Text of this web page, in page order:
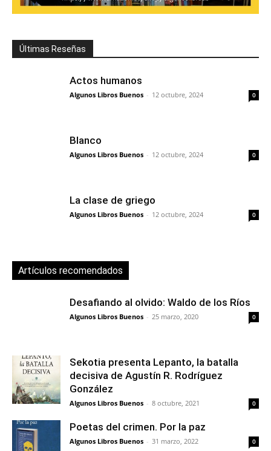
Últimas Reseñas
Actos humanos
Algunos Libros Buenos - 12 octubre, 2024 0
Blanco
Algunos Libros Buenos - 12 octubre, 2024 0
La clase de griego
Algunos Libros Buenos - 12 octubre, 2024 0
Artículos recomendados
Desafiando al olvido: Waldo de los Ríos
Algunos Libros Buenos - 25 marzo, 2020 0
Sekotia presenta Lepanto, la batalla
decisiva de Agustín R. Rodríguez
González
Algunos Libros Buenos - 8 octubre, 2021 0
Poetas del crimen. Por la paz
Algunos Libros Buenos - 31 marzo, 2022 0